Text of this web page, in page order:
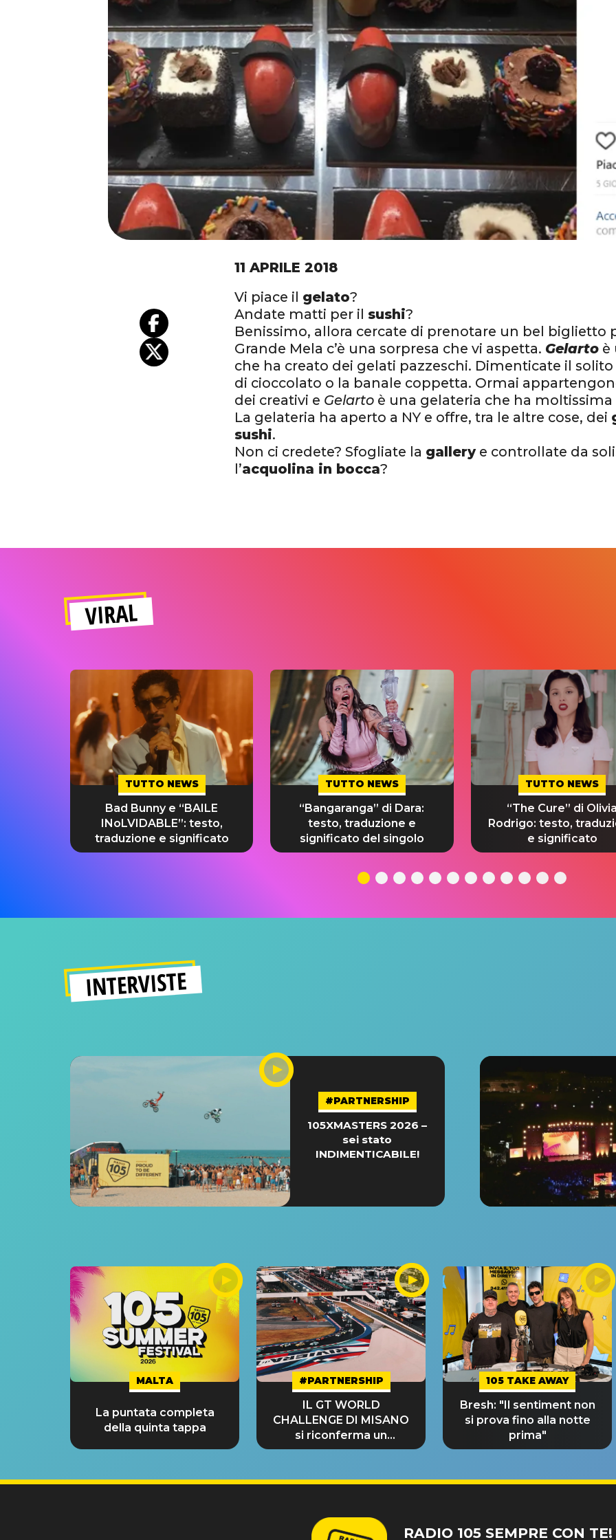
11 APRILE 2018
Vi piace il gelato?
Andate matti per il sushi?
Benissimo, allora cercate di prenotare un bel biglietto
Grande Mela c’è una sorpresa che vi aspetta. Gelarto è
che ha creato dei gelati pazzeschi. Dimenticate il
di cioccolato o la banale coppetta. Ormai
dei creativi e Gelarto è una gelateria che ha moltissima
La gelateria ha aperto a NY e offre, tra le altre cose, dei
sushi.
Non ci credete? Sfogliate la gallerye controllate da
l’acquolina in bocca?
VIRAL
TUTTO NEWS
Bad Bunny e “BAILE
INoLVIDABLE”: testo,
traduzione e significato
TUTTO NEWS
“Bangaranga” di Dara:
testo, traduzione e
significato del singolo
TUTTO NEWS
“The Cure” di Olivia
Rodrigo: testo,
e significato
INTERVISTE
#PARTNERSHIP
105XMASTERS 2026 –
sei stato
INDIMENTICABILE!
MALTA
La puntata completa
della quinta tappa
#PARTNERSHIP
IL GT WORLD
CHALLENGE DI MISANO
si riconferma un
GRANDE SUCCESSO!
105 TAKE AWAY
Bresh: "Il sentiment non
si prova fino alla notte
prima"
RADIO 105 SEMPRE CON TE!